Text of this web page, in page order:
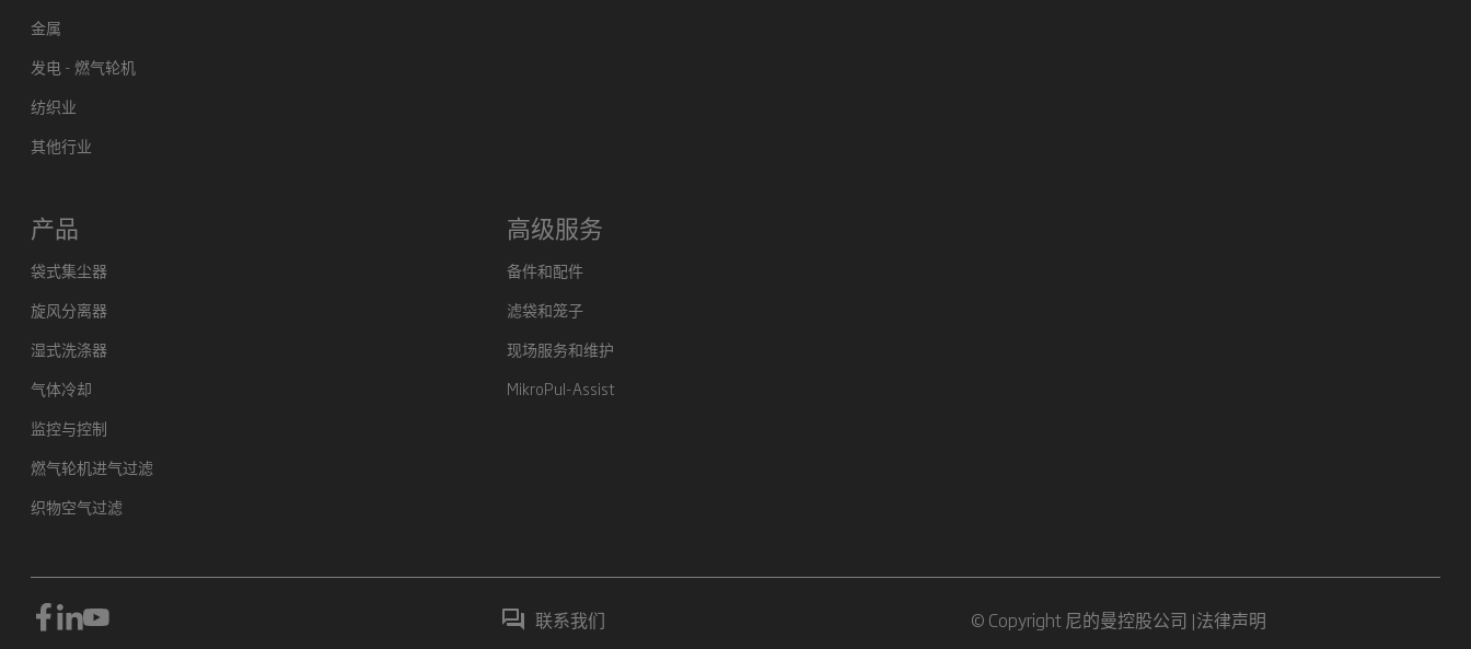
金属
发电 - 燃气轮机
纺织业
其他行业
产品
袋式集尘器
旋风分离器
湿式洗涤器
气体冷却
监控与控制
燃气轮机进气过滤
织物空气过滤
高级服务
备件和配件
滤袋和笼子
现场服务和维护
MikroPul-Assist
联系我们 © Copyright 尼的曼控股公司 |法律声明